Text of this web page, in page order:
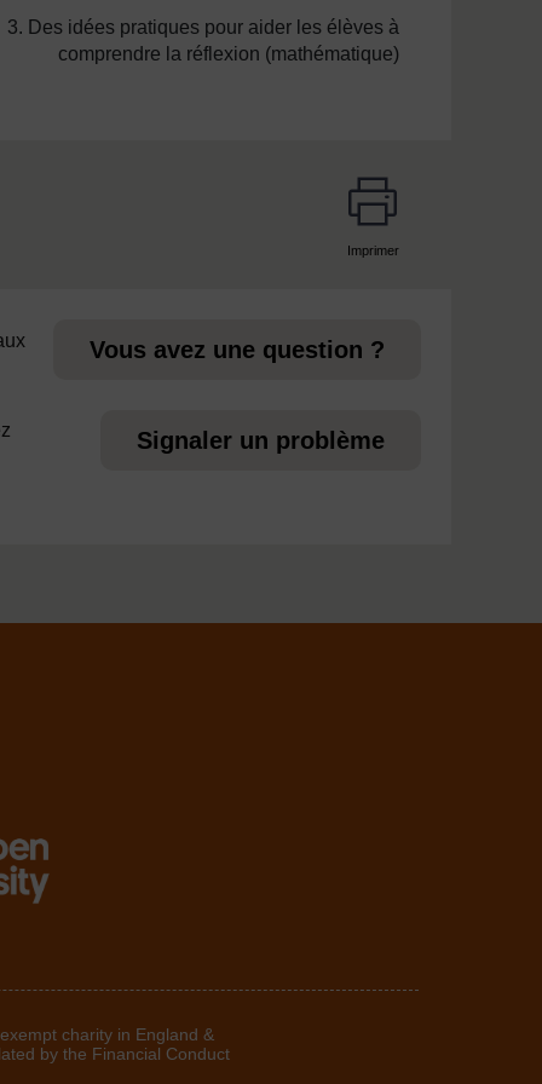
3. Des idées pratiques pour aider les élèves à
comprendre la réflexion (mathématique)
Imprimer
Vous avez une question ?
Signaler un problème
charity in England &
by the Financial Conduct